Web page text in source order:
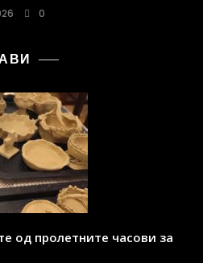
0
од пролетните часови за